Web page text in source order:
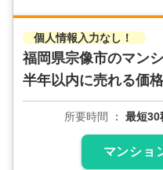
個人情報入力なし！
福岡県宗像市のマン
半年以内に売れる価
所要時間 最短30
マンショ